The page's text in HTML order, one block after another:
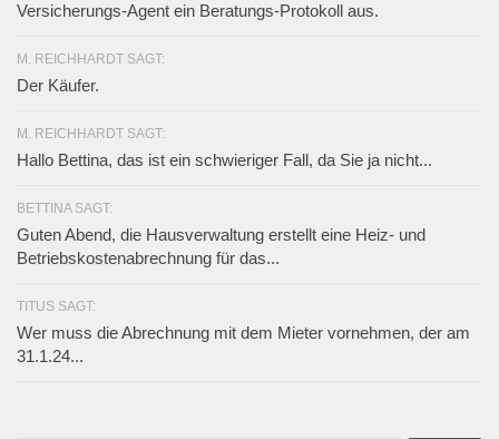
Versicherungs-Agent ein Beratungs-Protokoll aus.
M. REICHHARDT SAGT:
Der Käufer.
M. REICHHARDT SAGT:
Hallo Bettina, das ist ein schwieriger Fall, da Sie ja nicht...
BETTINA SAGT:
Guten Abend, die Hausverwaltung erstellt eine Heiz- und
Betriebskostenabrechnung für das...
TITUS SAGT:
Wer muss die Abrechnung mit dem Mieter vornehmen, der am
31.1.24...